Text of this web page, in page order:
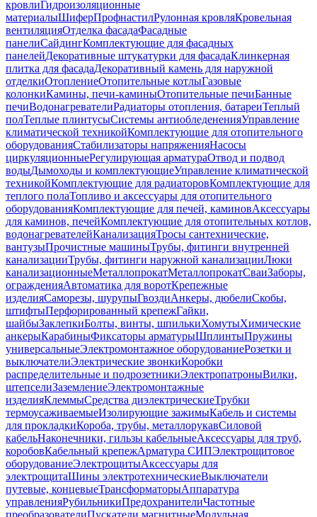
кровлиГидроизоляционные
материалыШиферПрофнастилРулонная кровляКровельная
вентиляцияОтделка фасадаФасадные
панелиСайдингКомплектующие для фасадных
панелейДекоративные штукатурки для фасадаКлинкерная
плитка для фасадаДекоративный камень для наружной
отделкиОтоплениеОтопительные котлыГазовые
колонкиКамины, печи-каминыОтопительные печиБанные
печиВодонагревателиРадиаторы отопления, батареиТеплый
полТеплые плинтусыСистемы антиобледененияУправление
климатической техникойКомплектующие для отопительного
оборудованияСтабилизаторы напряженияНасосы
циркуляционныеРегулирующая арматураОтвод и подвод
водыДымоходы и комплектующиеУправление климатической
техникойКомплектующие для радиаторовКомплектующие для
теплого полаТопливо и аксессуары для отопительного
оборудованияКомплектующие для печей, каминовАксессуары
для каминов, печейКомплектующие для отопительных котлов,
водонагревателейКанализацияТросы сантехнические,
вантузыПрочистные машиныТрубы, фитинги внутренней
канализацииТрубы, фитинги наружной канализацииЛюки
канализационныеМеталлопрокатМеталлопрокатСваиЗаборы,
огражденияАвтоматика для воротКрепежные
изделияСаморезы, шурупыГвоздиАнкеры, дюбелиСкобы,
штифтыПерфорированный крепежГайки,
шайбыЗаклепкиБолты, винты, шпилькиХомутыХимические
анкерыКарабиныФиксаторы арматурыШплинтыПружины
универсальныеЭлектромонтажное оборудованиеРозетки и
выключателиЭлектрические звонкиКоробки
распределительные и подрозетникиЭлектропатроныВилки,
штепселиЗаземлениеЭлектромонтажные
изделияКлеммыСредства диэлектрическиеТрубки
термоусаживаемыеИзолирующие зажимыКабель и системы
для прокладкиКороба, трубы, металлорукавСиловой
кабельНаконечники, гильзы кабельныеАксессуары для труб,
коробовКабельный крепежАрматура СИПЭлектрощитовое
оборудованиеЭлектрощитыАксессуары для
электрощитаШины электротехническиеВыключатели
путевые, концевыеТрансформаторыАппаратура
управленияРубильникиПредохранителиЧастотные
преобразователиПускатели магнитныеМодульная